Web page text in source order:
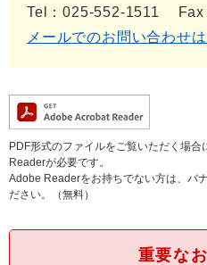
Tel：025-552-1511
メールでのお問い合わせ
PDF形式のファイルをご覧いただく場
Readerが必要です。
Adobe Readerをお持ちでない方は、バ
ださい。（無料）
重要な